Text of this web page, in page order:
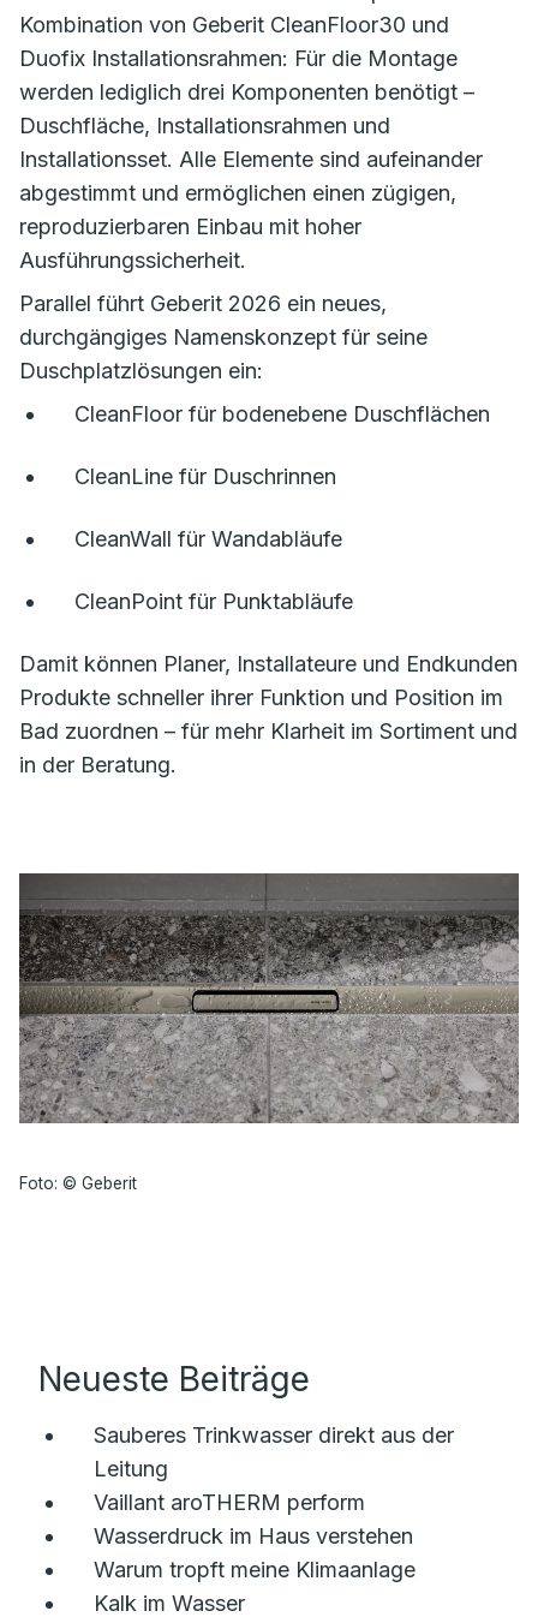
Kombination von Geberit CleanFloor30 und
Duofix Installationsrahmen: Für die Montage
werden lediglich drei Komponenten benötigt –
Duschfläche, Installationsrahmen und
Installationsset. Alle Elemente sind aufeinander
abgestimmt und ermöglichen einen zügigen,
reproduzierbaren Einbau mit hoher
Ausführungssicherheit.
Parallel führt Geberit 2026 ein neues,
durchgängiges Namenskonzept für seine
Duschplatzlösungen ein:
CleanFloor für bodenebene Duschflächen
CleanLine für Duschrinnen
CleanWall für Wandabläufe
CleanPoint für Punktabläufe
Damit können Planer, Installateure und Endkunden
Produkte schneller ihrer Funktion und Position im
Bad zuordnen – für mehr Klarheit im Sortiment und
in der Beratung.
Foto: © Geberit
Neueste Beiträge
Sauberes Trinkwasser direkt aus der
Leitung
Vaillant aroTHERM perform
Wasserdruck im Haus verstehen
Warum tropft meine Klimaanlage
Kalk im Wasser